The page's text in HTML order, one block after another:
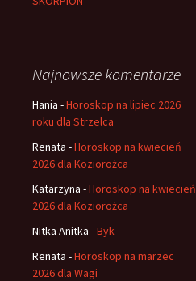
Najnowsze komentarze
Hania -Horoskop na lipiec 2026
roku dla Strzelca
Renata -Horoskop na kwiecień
2026 dla Koziorożca
Katarzyna -Horoskop na kwiecień
2026 dla Koziorożca
Nitka Anitka -Byk
Renata -Horoskop na marzec
2026 dla Wagi